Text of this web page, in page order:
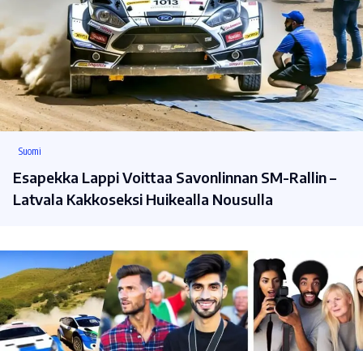
Suomi
Esapekka Lappi Voittaa Savonlinnan SM-Rallin –
Latvala Kakkoseksi Huikealla Nousulla